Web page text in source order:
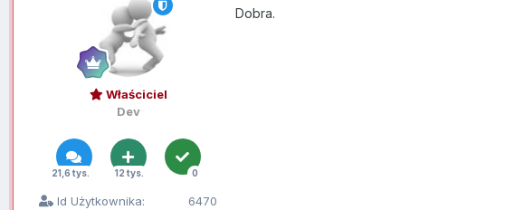
Właściciel
Dev
21,6 tys. 12 tys. 0
Id Użytkownika:
6470
Dobra.